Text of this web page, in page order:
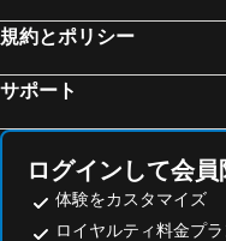
Arbucias, pet friendly
San Juan les Fonts, pet friendly
規約とポリシー
サポート
ログインして会
体験をカスタマイズ
ロイヤルティ料金プ